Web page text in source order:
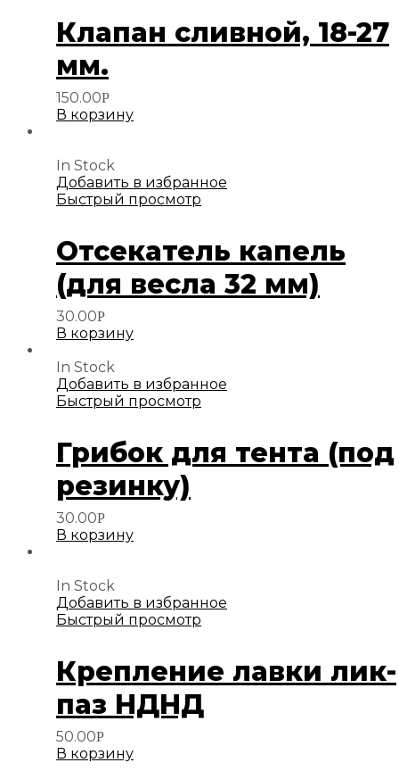
Клапан сливной, 18-27
мм.
150.00Р
В корзину
In Stock
Добавить в избранное
Быстрый просмотр
Отсекатель капель
(для весла 32 мм)
30.00Р
В корзину
In Stock
Добавить в избранное
Быстрый просмотр
Грибок для тента (под
резинку)
30.00Р
В корзину
In Stock
Добавить в избранное
Быстрый просмотр
Крепление лавки лик-
паз НДНД
50.00Р
В корзину